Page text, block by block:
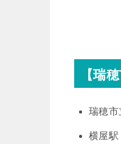
【瑞
瑞穂市
横屋駅